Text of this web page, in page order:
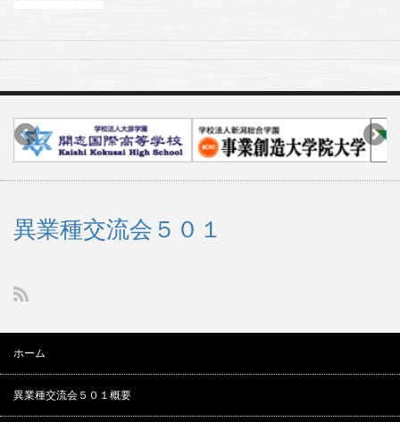
異業種交流会５０１
ホーム
異業種交流会５０１概要